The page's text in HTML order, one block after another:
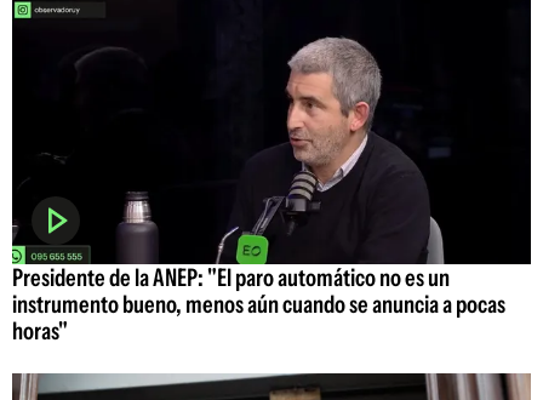
Presidente de la ANEP: "El paro automático no es un
instrumento bueno, menos aún cuando se anuncia a pocas
horas"